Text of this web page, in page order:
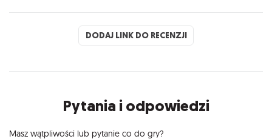
DODAJ LINK DO RECENZJI
Pytania i odpowiedzi
Masz wątpliwości lub pytanie co do gry?